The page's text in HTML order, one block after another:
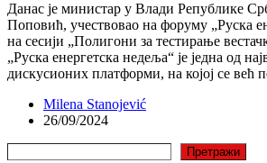
Данас је министар у Влади Републике
Поповић, учествовао на форуму „Руска
на сесији „Полигони за тестирање
„Руска енергетска недеља“ је једна од
дискусионих платформи, на којој се већ
Milena Stanojević
26/09/2024
Претражи